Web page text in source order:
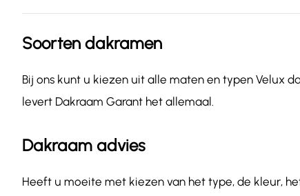
Soorten dakramen
Bij ons kunt u kiezen uit alle maten en typen Velux
levert Dakraam Garant het allemaal.
Dakraam advies
Heeft u moeite met kiezen van het type, de kleur,